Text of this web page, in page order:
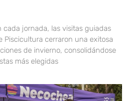
jornada, las visitas guiadas
Piscicultura cerraron una exitosa
de invierno, consolidándose
más elegidas